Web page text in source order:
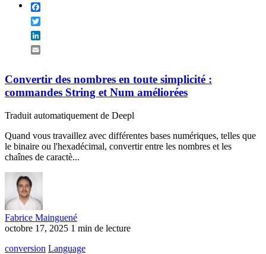
Convertir des nombres en toute simplicité :
commandes String et Num améliorées
Traduit automatiquement de Deepl
Quand vous travaillez avec différentes bases numériques, telles que
le binaire ou l'hexadécimal, convertir entre les nombres et les
chaînes de caractè...
Fabrice Mainguené
octobre 17, 2025 1 min de lecture
conversion Language